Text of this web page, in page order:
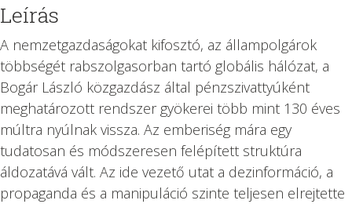
Leírás
A nemzetgazdaságokat kifosztó, az állampolgárok
többségét rabszolgasorban tartó globális hálózat, a
Bogár László közgazdász által pénzszivattyúként
meghatározott rendszer gyökerei több mint 130 éves
múltra nyúlnak vissza. Az emberiség mára egy
tudatosan és módszeresen felépített struktúra
áldozatává vált. Az ide vezető utat a dezinformáció, a
propaganda és a manipuláció szinte teljesen elrejtette